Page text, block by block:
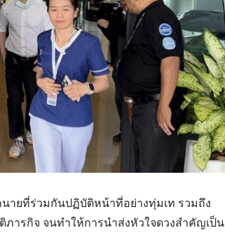
Search
ายที่ร่วมกันปฏิบัติหน้าที่อย่างทุ่มเท รวมถึง
ารกิจ จนทำให้การนำส่งหัวใจดวงสำคัญเป็น